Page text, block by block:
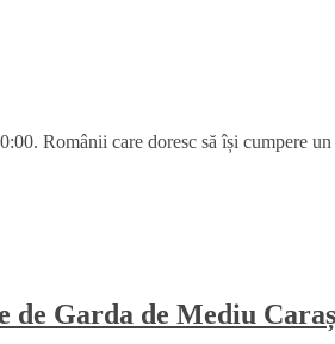
Românii care doresc să își cumpere
de Garda de Mediu